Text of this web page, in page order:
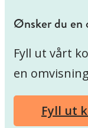
Ønsker du en
Fyll ut vårt
en
Fyll ut